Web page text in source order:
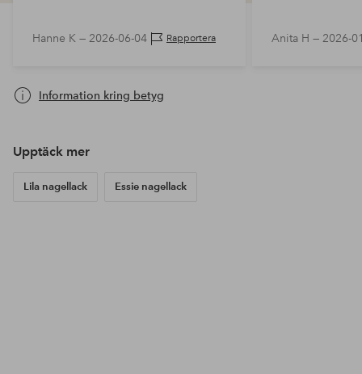
Hanne K — 2026-06-04 Rapportera Anita H — 2026-
Information kring betyg
Upptäck mer
Lila nagellack Essie nagellack